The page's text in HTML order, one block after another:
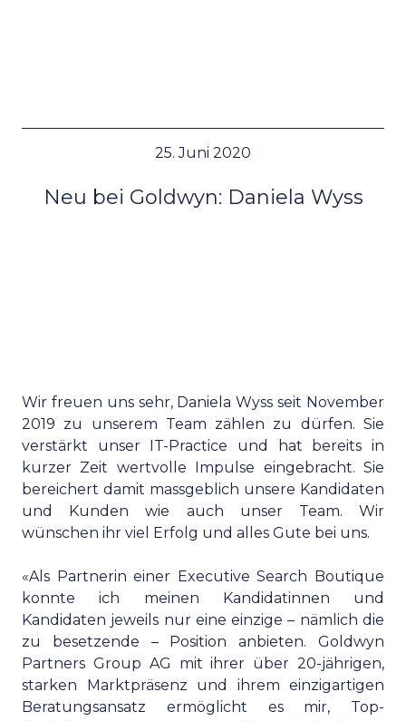
25. Juni 2020
Neu bei Goldwyn: Daniela Wyss
Wir freuen uns sehr, Daniela Wyss seit November
2019 zu unserem Team zählen zu dürfen. Sie
verstärkt unser IT-Practice und hat bereits in
kurzer Zeit wertvolle Impulse eingebracht. Sie
bereichert damit massgeblich unsere Kandidaten
und Kunden wie auch unser Team. Wir
wünschen ihr viel Erfolg und alles Gute bei uns.
«Als Partnerin einer Executive Search Boutique
konnte ich meinen Kandidatinnen und
Kandidaten jeweils nur eine einzige – nämlich die
zu besetzende – Position anbieten. Goldwyn
Partners Group AG mit ihrer über 20-jährigen,
starken Marktpräsenz und ihrem einzigartigen
Beratungsansatz ermöglicht es mir, Top-